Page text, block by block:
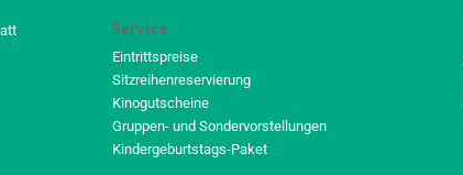
Service
Eintrittspreise
Sitzreihenreservierung
Kinogutscheine
Gruppen- und Sondervorstellungen
Kindergeburtstags-Paket